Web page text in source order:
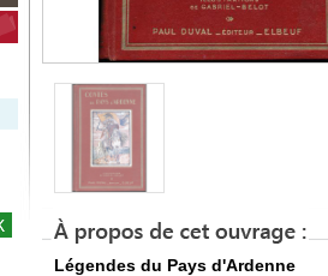
Légendes du Pays d'Ardenne